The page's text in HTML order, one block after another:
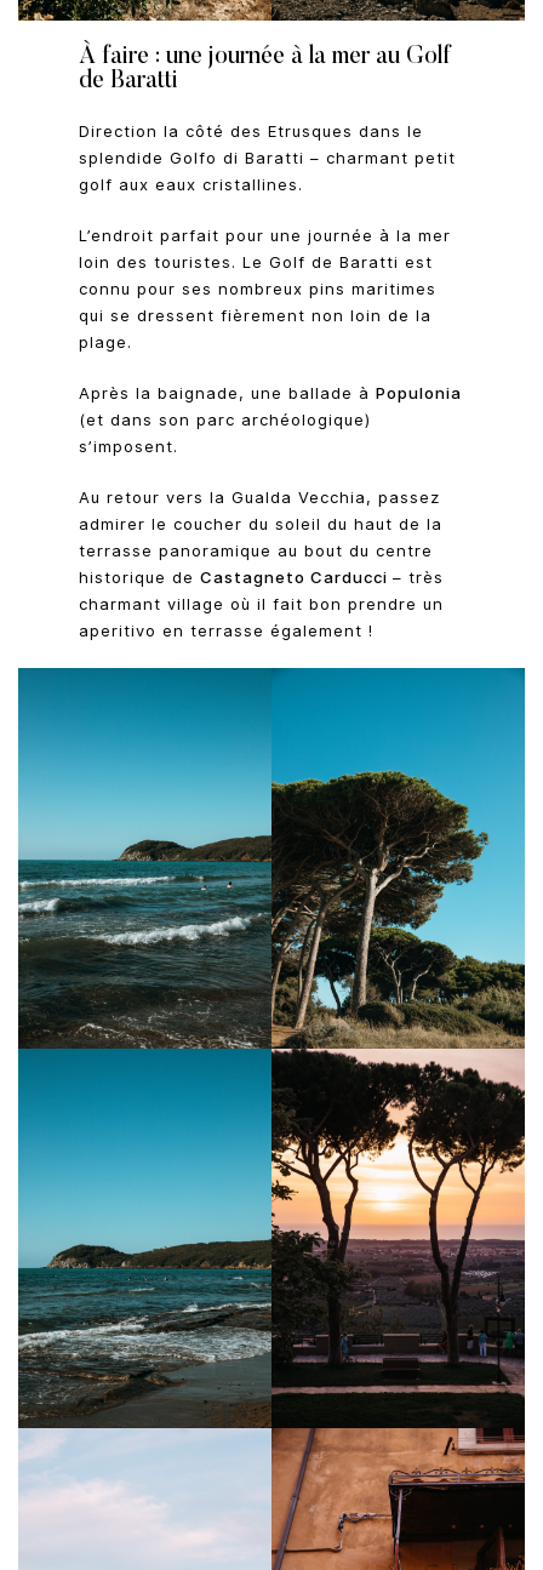
À faire : une journée à la mer au Golf
de Baratti
Direction la côté des Etrusques dans le
splendide Golfo di Baratti – charmant petit
golf aux eaux cristallines.
L’endroit parfait pour une journée à la mer
loin des touristes. Le Golf de Baratti est
connu pour ses nombreux pins maritimes
qui se dressent fièrement non loin de la
plage.
Après la baignade, une ballade à Populonia
(et dans son parc archéologique)
s’imposent.
Au retour vers la Gualda Vecchia, passez
admirer le coucher du soleil du haut de la
terrasse panoramique au bout du centre
historique de Castagneto Carducci – très
charmant village où il fait bon prendre un
aperitivo en terrasse également !